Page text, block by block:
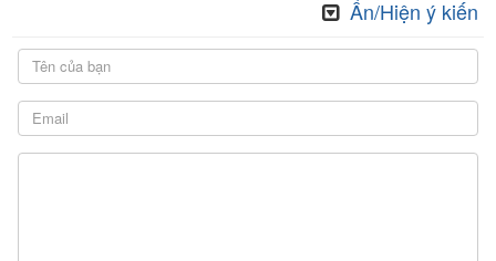
Ẩn/Hiện ý kiến